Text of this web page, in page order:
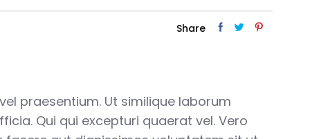
Share
praesentium. Ut similique laborum
Qui qui excepturi quaerat vel. Vero